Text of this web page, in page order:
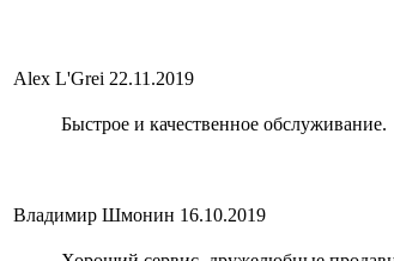
Alex L'Grei 22.11.2019
Быстрое и качественное обслуживание.
Владимир Шмонин 16.10.2019